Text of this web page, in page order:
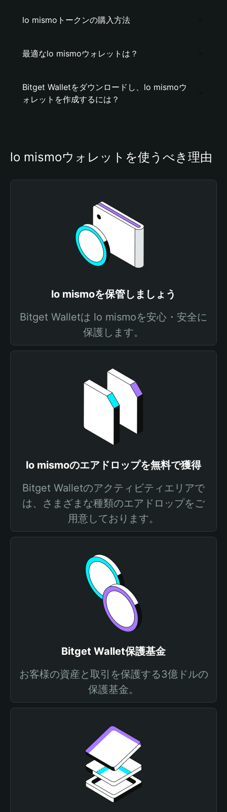
lo mismoトークンの購入方法
最適なlo mismoウォレットは？
Bitget Walletをダウンロードし、lo mismoウ
ォレットを作成するには？
lo mismoウォレットを使うべき理由
lo mismoを保管しましょう
Bitget Walletは lo mismoを安心・安全に
保護します。
lo mismoのエアドロップを無料で獲得
Bitget Walletのアクティビティエリアで
は、さまざまな種類のエアドロップをご
用意しております。
Bitget Wallet保護基金
お客様の資産と取引を保護する3億ドルの
保護基金。